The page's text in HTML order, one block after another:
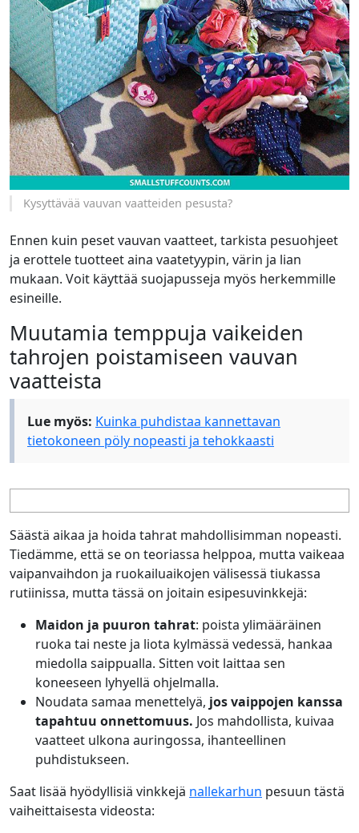
Kysyttävää vauvan vaatteiden pesusta?
Ennen kuin peset vauvan vaatteet, tarkista pesuohjeet
ja erottele tuotteet aina vaatetyypin, värin ja lian
mukaan. Voit käyttää suojapusseja myös herkemmille
esineille.
Muutamia temppuja vaikeiden
tahrojen poistamiseen vauvan
vaatteista
Lue myös: Kuinka puhdistaa kannettavan
tietokoneen pöly nopeasti ja tehokkaasti
Säästä aikaa ja hoida tahrat mahdollisimman nopeasti.
Tiedämme, että se on teoriassa helppoa, mutta vaikeaa
vaipanvaihdon ja ruokailuaikojen välisessä tiukassa
rutiinissa, mutta tässä on joitain esipesuvinkkejä:
Maidon ja puuron tahrat: poista ylimääräinen
ruoka tai neste ja liota kylmässä vedessä, hankaa
miedolla saippualla. Sitten voit laittaa sen
koneeseen lyhyellä ohjelmalla.
Noudata samaa menettelyä, jos vaippojen kanssa
tapahtuu onnettomuus. Jos mahdollista, kuivaa
vaatteet ulkona auringossa, ihanteellinen
puhdistukseen.
Saat lisää hyödyllisiä vinkkejä nallekarhun pesuun tästä
vaiheittaisesta videosta: